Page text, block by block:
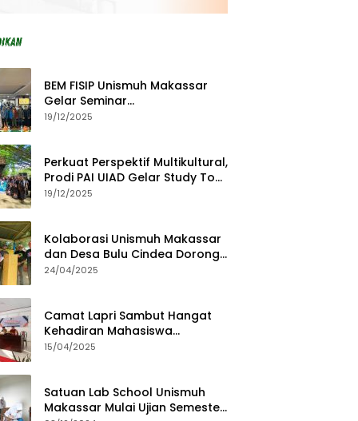
BEM FISIP Unismuh Makassar
Gelar Seminar
Keperempuanan, Bahas
19/12/2025
Perkuat Perspektif Multikultural,
Prodi PAI UIAD Gelar Study Tour
ke Kajang
19/12/2025
Kolaborasi Unismuh Makassar
dan Desa Bulu Cindea Dorong
Sentra Garam Industri
24/04/2025
Camat Lapri Sambut Hangat
Kehadiran Mahasiswa
PoltekMu
15/04/2025
Satuan Lab School Unismuh
Makassar Mulai Ujian Semester,